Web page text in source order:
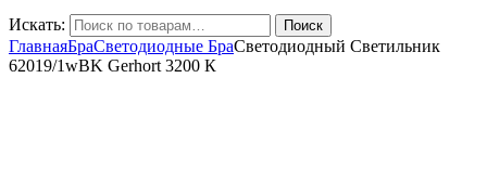
Искать: Поиск
ГлавнаяБраСветодиодные БраСветодиодный Светильник
62019/1wBK Gerhort 3200 К